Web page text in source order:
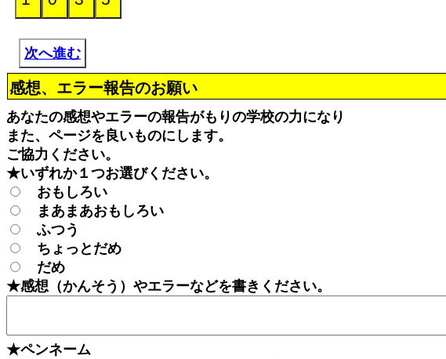
次へ進む
感想、エラー報告のお願い
あなたの感想やエラーの報告がもりの学校の力になり
また、ページを良いものにします。
ご協力ください。
★いずれか１つお選びください。
おもしろい
まあまあおもしろい
ふつう
ちょっとだめ
だめ
★感想（かんそう）やエラーなどを書きください。
★ペンネーム